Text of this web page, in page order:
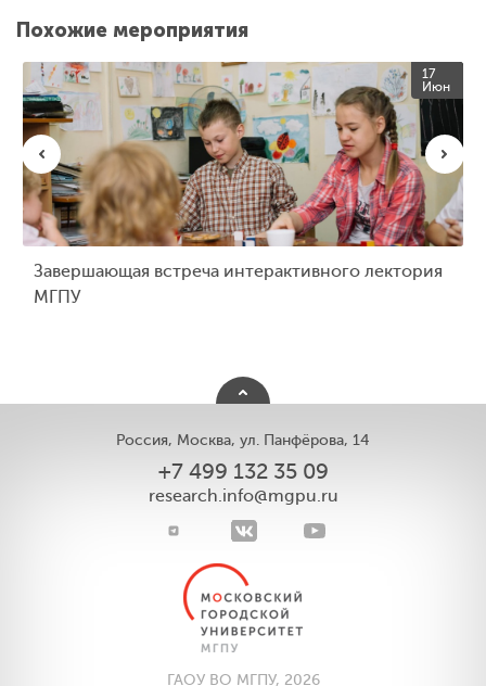
Похожие мероприятия
17
Июн
Завершающая встреча интерактивного лектория
МГПУ
Россия, Москва, ул. Панфёрова, 14
+7 499 132 35 09
research.info@mgpu.ru
ГАОУ ВО МГПУ, 2026